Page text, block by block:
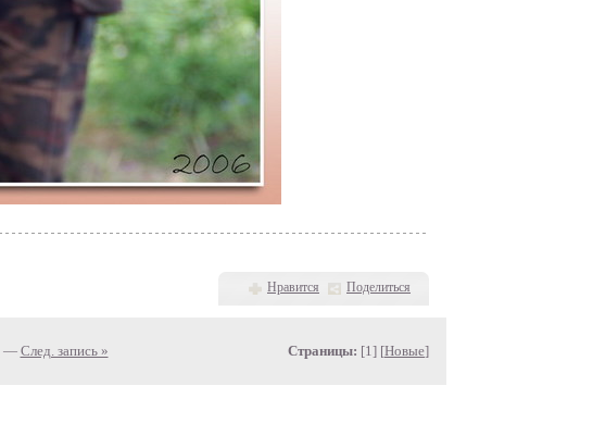
Нравится Поделиться
— След. запись » Страницы: [1] [Новые]